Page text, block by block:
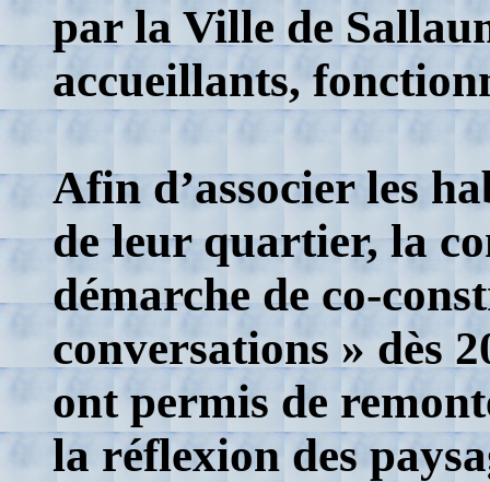
par la Ville de
accueillants,
Afin d’associer les
de leur quartier, la
démarche de co-
conversations » dès
ont permis de
la réflexion des